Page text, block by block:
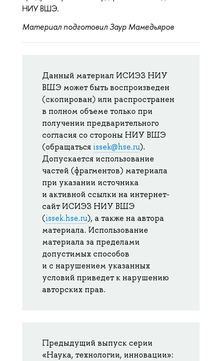
НИУ ВШЭ.
Материал подготовил Заур Мамедьяров
Данный материал ИСИЭЗ НИУ
ВШЭ может быть воспроизведен
(скопирован) или распространен
в полном объеме только при
получении предварительного
согласия со стороны НИУ ВШЭ
(обращаться issek@hse.ru).
Допускается использование
частей (фрагментов) материала
при указании источника
и активной ссылки на интернет-
сайт ИСИЭЗ НИУ ВШЭ
(issek.hse.ru), а также на автора
материала. Использование
материала за пределами
допустимых способов
и с нарушением указанных
условий приведет к нарушению
авторских прав.
Предыдущий выпуск серии
«Наука, технологии, инновации»: